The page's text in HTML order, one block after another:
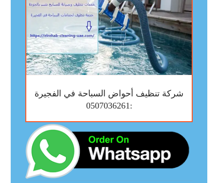
شركة تنظيف أحواض السباحة في الفجيرة
:0507036261